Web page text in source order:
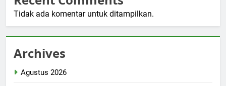
Tidak ada komentar untuk ditampilkan.
Archives
Agustus 2026